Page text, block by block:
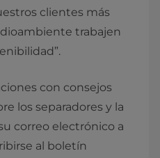
clientes más
trabajen
con consejos
los separadores y la
correo electrónico a
al boletín